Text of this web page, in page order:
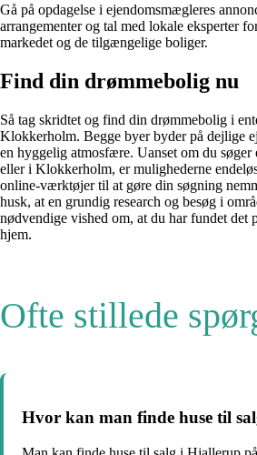
Gå på opdagelse i ejendomsmægleres
arrangementer og tal med lokale eksperter
markedet og de tilgængelige boliger.
Find din drømmebolig nu
Så tag skridtet og find din drømmebolig i
Klokkerholm. Begge byer byder på dejlige
en hyggelig atmosfære. Uanset om du
eller i Klokkerholm, er mulighederne
online-værktøjer til at gøre din søgning
husk, at en grundig research og besøg i
nødvendige vished om, at du har fundet det
hjem.
Ofte stillede
Hvor kan man finde huse til